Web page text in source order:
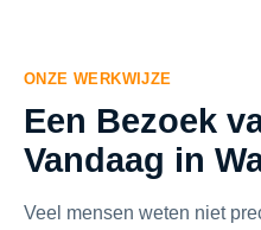
ONZE WERKWIJZE
Een Bezoek
Vandaag in
Veel mensen weten niet